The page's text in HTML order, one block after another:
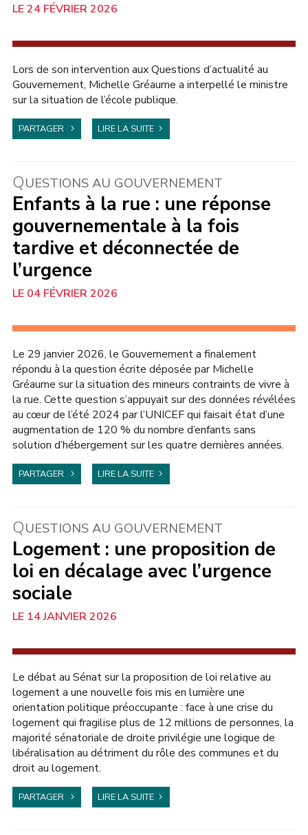
24 FÉVRIER 2026
Lors de son intervention aux Questions d’actualité au
Gouvernement, Michelle Gréaume a interpellé le ministre
sur la situation de l’école publique.
PARTAGER LIRE LA SUITE
QUESTIONS AU GOUVERNEMENT
Enfants à la rue : une réponse
gouvernementale à la fois
tardive et déconnectée de
l’urgence
04 FÉVRIER 2026
Le 29 janvier 2026, le Gouvernement a finalement
répondu à la question écrite déposée par Michelle
Gréaume sur la situation des mineurs contraints de vivre à
la rue. Cette question s’appuyait sur des données révélées
au cœur de l’été 2024 par l’UNICEF qui faisait état d’une
augmentation de 120 % du nombre d’enfants sans
solution d’hébergement sur les quatre dernières années.
PARTAGER LIRE LA SUITE
QUESTIONS AU GOUVERNEMENT
Logement : une proposition de
loi en décalage avec l’urgence
sociale
14 JANVIER 2026
Le débat au Sénat sur la proposition de loi relative au
logement a une nouvelle fois mis en lumière une
orientation politique préoccupante : face à une crise du
logement qui fragilise plus de 12 millions de personnes, la
majorité sénatoriale de droite privilégie une logique de
libéralisation au détriment du rôle des communes et du
droit au logement.
PARTAGER LIRE LA SUITE